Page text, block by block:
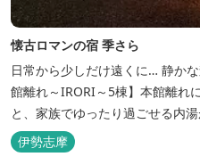
懐古ロマンの宿 季さら
日常から少しだけ遠くに… 静か
館離れ～IRORI～5棟】本館離れ
と、家族でゆったり過ごせる内
た様々なプランがございます。
伊勢志摩